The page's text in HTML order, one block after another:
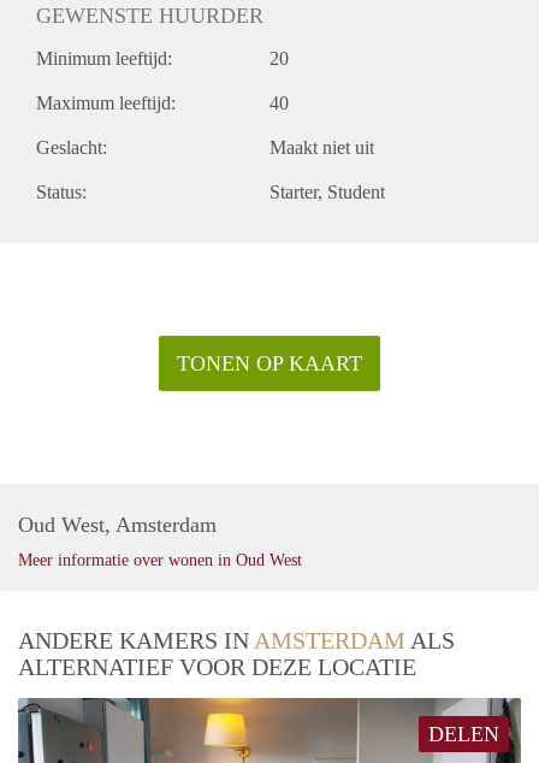
GEWENSTE HUURDER
Minimum leeftijd: 20
Maximum leeftijd: 40
Geslacht: Maakt niet uit
Status: Starter Student
TONEN OP KAART
Oud West, Amsterdam
Meer informatie over wonen in Oud West
ANDERE KAMERS IN AMSTERDAM ALS
ALTERNATIEF VOOR DEZE LOCATIE
DELEN